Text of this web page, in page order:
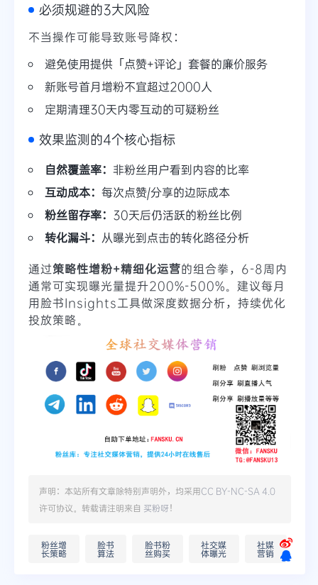
必须规避的3大风险
不当操作可能导致账号降权：
避免使用提供「点赞+评论」套餐的廉价服务
新账号首月增粉不宜超过2000人
定期清理30天内零互动的可疑粉丝
效果监测的4个核心指标
自然覆盖率： 非粉丝用户看到内容的比率
互动成本： 每次点赞/分享的边际成本
粉丝留存率： 30天后仍活跃的粉丝比例
转化漏斗： 从曝光到点击的转化路径分析
通过策略性增粉+精细化运营的组合拳，6-8周内
通常可实现曝光量提升200%-500%。建议每月
用脸书Insights工具做深度数据分析，持续优化
投放策略。
声明：本站所有文章除特别声明外，均采用CC BY-NC-SA 4.0
许可协议。转载请注明来自 买粉呀！
粉丝增
长策略
脸书
算法
脸书粉
丝购买
社交媒
体曝光
社媒
营销